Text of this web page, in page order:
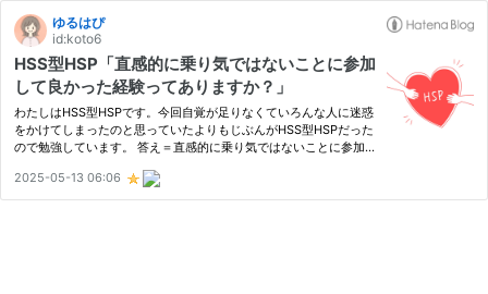
ゆるはぴ
id:koto6
HSS型HSP「直感的に乗り気ではないことに参加
して良かった経験ってありますか？」
わたしはHSS型HSPです。今回自覚が足りなくていろんな人に迷惑
をかけてしまったのと思っていたよりもじぶんがHSS型HSPだった
ので勉強しています。 答え＝直感的に乗り気ではないことに参加
リンクしました。 誘われると自分の意義を感じたり、好奇心の刺
激を少…
2025-05-13 06:06